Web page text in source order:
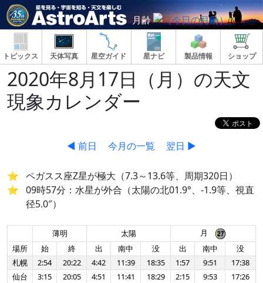
月齢
トピックス 天体写真 星空ガイド 星ナビ 製品情報 ショップ
2020年8月17日（月）の天文
現象カレンダー
◀ 前日 今月の一覧 翌日 ▶
ペガスス座Z星が極大（7.3～13.6等、周期320日）
09時57分：水星が外合（太陽の北01.9°、-1.9等、視直
径5.0″）
薄明 太陽
月
場所
始 終 出 南中 没 出 南中
没
札幌
2:54 20:22 4:42 11:39 18:35 1:57 9:51
17:38
仙台
3:15 20:05 4:51 11:41 18:29 2:15 9:53
17:26